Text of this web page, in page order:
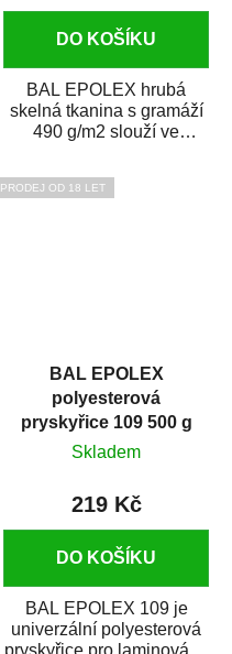
DO KOŠÍKU
BAL EPOLEX hrubá
skelná tkanina s gramáží
490 g/m2 slouží ve
a epoxydovými...
PRODEJ OD 18 LET
BAL EPOLEX
polyesterová
pryskyřice 109 500 g
Skladem
219 Kč
DO KOŠÍKU
BAL EPOLEX 109 je
univerzální polyesterová
pryskyřice pro laminování.